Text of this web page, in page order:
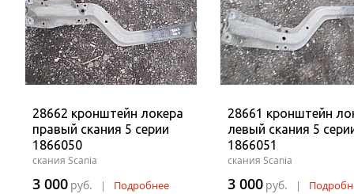
28662 кронштейн локера
правый скания 5 серии
1866050
скания Scania
3 000 руб. | Подробнее
28661 кронштейн
левый скания 5
1866051
скания Scania
3 000 руб. |